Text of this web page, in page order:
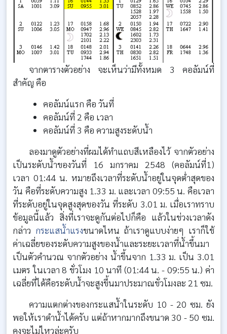
จากตารางตัวอย่าง จะเห็นว่ามีทั้งหมด 3 คอลัมน์ที่
สำคัญ คือ
คอลัมน์แรก คือ วันที่
คอลัมน์ที่ 2 คือ เวลา
คอลัมน์ที่ 3 คือ ความสูงระดับน้ำ
ลองมาดูตัวอย่างที่ผมได้ทำแถบสีเหลืองไว้ จากตัวอย่าง
เป็นระดับน้ำของวันที่ 16 มกราคม 2548 (คอลัมน์ที่1)
เวลา 01:44 น. หมายถึงเวลาที่ระดับน้ำอยู่ในจุดต่ำสุดของ
วัน คือที่ระดับความสูง 1.33 ม. และเวลา 09:55 น. คือเวลา
ที่ระดับอยู่ในจุดสูงสุดของวัน ที่ระดับ 3.01 ม. เมื่อเราทราบ
ข้อมูลนี้แล้ว สิ่งที่เราจะดูกันต่อไปก็คือ แล้วในช่วงเวลาดัง
กล่าว กระแสน้ำแรงขนาดไหน ถ้าเราดูแบบง่ายๆ เราก็ใช้
ค่าเฉลี่ยของระดับความสูงของน้ำและระยะเวลาที่น้ำขึ้นมา
เป็นตัวคำนวณ จากตัวอย่าง น้ำขึ้นจาก 1.33 ม. เป็น 3.01
เมตร ในเวลา 8 ชั่วโมง 10 นาที (01:44 น. - 09:55 น.) ค่า
เฉลี่ยที่ได้คือระดับน้ำจะสูงขึ้นมาประมาณชั่วโมงละ 21 ซม.
ความแตกต่างของกระแสน้ำในระดับ 10 - 20 ซม. ยัง
พอให้เราดำน้ำได้ครับ แต่ถ้าหากมากถึงขนาด 30 - 50 ซม.
คงจะไม่ไหวล่ะครับ